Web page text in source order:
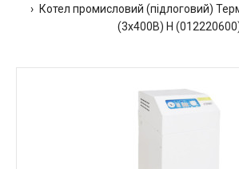
Котел промисловий (підлоговий)
(3х400В) Н